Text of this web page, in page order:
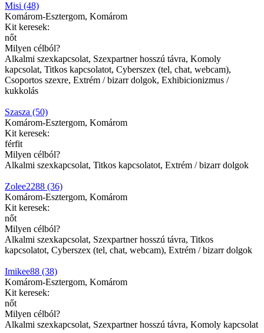
Misi (48)
Komárom-Esztergom, Komárom
Kit keresek:
nőt
Milyen célból?
Alkalmi szexkapcsolat, Szexpartner hosszú távra, Komoly
kapcsolat, Titkos kapcsolatot, Cyberszex (tel, chat, webcam),
Csoportos szexre, Extrém / bizarr dolgok, Exhibicionizmus /
kukkolás
Szasza (50)
Komárom-Esztergom, Komárom
Kit keresek:
férfit
Milyen célból?
Alkalmi szexkapcsolat, Titkos kapcsolatot, Extrém / bizarr dolgok
Zolee2288 (36)
Komárom-Esztergom, Komárom
Kit keresek:
nőt
Milyen célból?
Alkalmi szexkapcsolat, Szexpartner hosszú távra, Titkos
kapcsolatot, Cyberszex (tel, chat, webcam), Extrém / bizarr dolgok
Imikee88 (38)
Komárom-Esztergom, Komárom
Kit keresek:
nőt
Milyen célból?
Alkalmi szexkapcsolat, Szexpartner hosszú távra, Komoly kapcsolat